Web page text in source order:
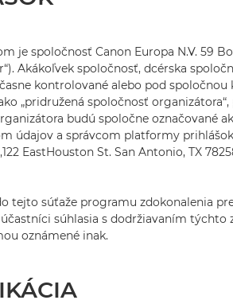
je spoločnosť Canon Europa N.V. 59
Akákoľvek spoločnosť, dcérska
kontrolované alebo pod
„pridružená spoločnosť
budú spoločne označované
údajov a správcom platformy
EastHouston St. San Antonio, TX
tejto súťaže programu zdokonalenia
účastníci súhlasia s dodržiavaním
oznámené inak.